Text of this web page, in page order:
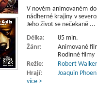
V novém animovaném
nádherné krajiny v
Jeho život se nečekaně ...
Délka:
85 min.
Žánr:
Animované
Rodinné filmy
Režie:
Robert Walker
Hrají:
Joaquin
více >